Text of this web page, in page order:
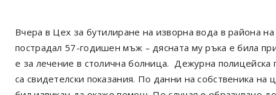
Вчера в Цех за бутилиране на изворна вода в района
пострадал 57-годишен мъж – дясната му ръка е била
е за лечение в столична болница. Дежурна
са свидетелски показания. По данни на собственика